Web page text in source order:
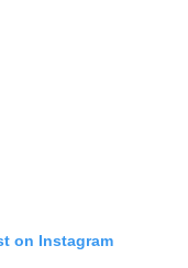
on Instagram